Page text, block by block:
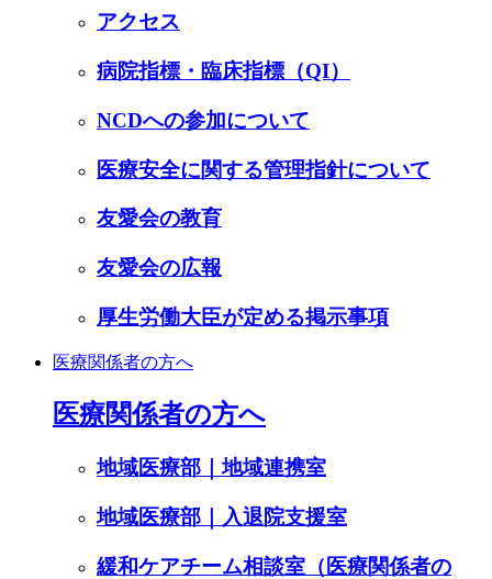
アクセス
病院指標・臨床指標（QI）
NCDへの参加について
医療安全に関する管理指針について
友愛会の教育
友愛会の広報
厚生労働大臣が定める掲示事項
医療関係者の方へ
医療関係者の方へ
地域医療部｜地域連携室
地域医療部｜入退院支援室
緩和ケアチーム相談室（医療関係者の